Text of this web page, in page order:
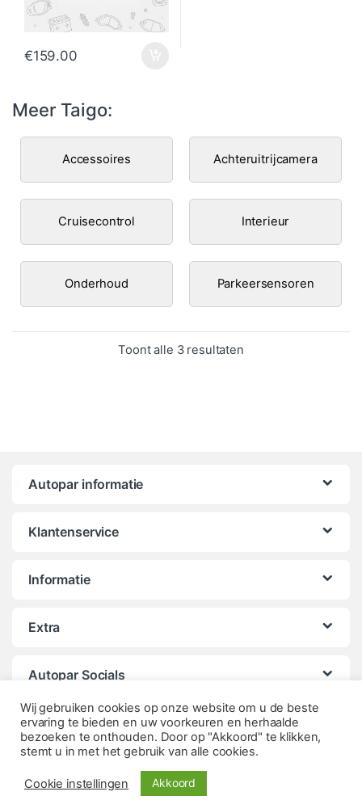
€159.00
Meer Taigo:
Accessoires Achteruitrijcamera
Cruisecontrol Interieur
Onderhoud Parkeersensoren
Toont alle 3 resultatenGesorteerd op
Autopar informatie
Klantenservice
Informatie
Extra
Autopar Socials
Wij gebruiken cookies op onze website om u de beste
ervaring te bieden en uw voorkeuren en herhaalde
bezoeken te onthouden. Door op "Akkoord" te klikken,
stemt u in met het gebruik van alle cookies.
Cookie instellingen Akkoord